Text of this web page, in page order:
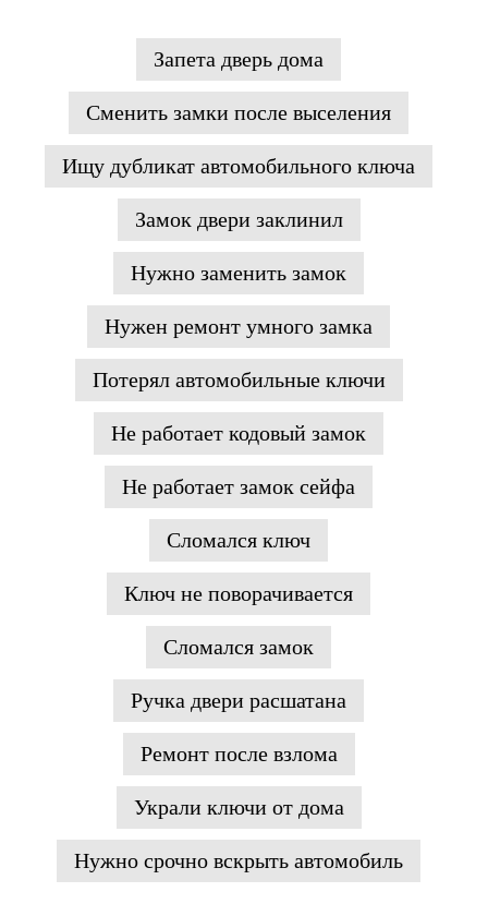
Запета дверь дома
Сменить замки после выселения
Ищу дубликат автомобильного ключа
Замок двери заклинил
Нужно заменить замок
Нужен ремонт умного замка
Потерял автомобильные ключи
Не работает кодовый замок
Не работает замок сейфа
Сломался ключ
Ключ не поворачивается
Сломался замок
Ручка двери расшатана
Ремонт после взлома
Украли ключи от дома
Нужно срочно вскрыть автомобиль